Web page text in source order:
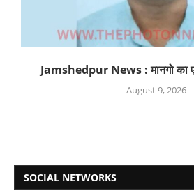
Jamshedpur News : मानगो का
August 9, 2026
SOCIAL NETWORKS